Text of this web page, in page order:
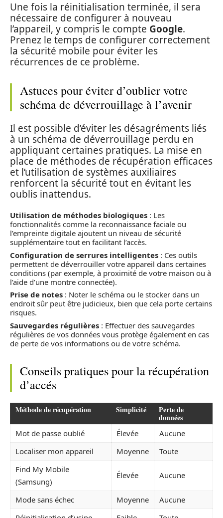
Une fois la réinitialisation terminée, il sera
nécessaire de configurer à nouveau
l’appareil, y compris le compte Google.
Prenez le temps de configurer correctement
la sécurité mobile pour éviter les
récurrences de ce problème.
Astuces pour éviter d’oublier votre
schéma de déverrouillage à l’avenir
Il est possible d’éviter les désagréments liés
à un schéma de déverrouillage perdu en
appliquant certaines pratiques. La mise en
place de méthodes de récupération efficaces
et l’utilisation de systèmes auxiliaires
renforcent la sécurité tout en évitant les
oublis inattendus.
Utilisation de méthodes biologiques : Les
fonctionnalités comme la reconnaissance faciale ou
l’empreinte digitale ajoutent un niveau de sécurité
supplémentaire tout en facilitant l’accès.
Configuration de serrures intelligentes : Ces outils
permettent de déverrouiller votre appareil dans certaines
conditions (par exemple, à proximité de votre maison ou à
l’aide d’une montre connectée).
Prise de notes : Noter le schéma ou le stocker dans un
endroit sûr peut être judicieux, bien que cela porte certains
risques.
Sauvegardes régulières : Effectuer des sauvegardes
régulières de vos données vous protège également en cas
de perte de vos informations ou de votre schéma.
Conseils pratiques pour la récupération
d’accés
Méthode de récupération Simplicité Perte de
données
Mot de passe oublié Élevée
Aucune
Localiser mon appareil
Moyenne
Toute
Find My Mobile
(Samsung)
Élevée Aucune
Mode sans échec Moyenne
Aucune